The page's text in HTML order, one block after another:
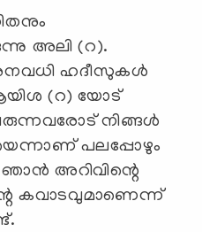
അലി (റ).
ഹദീസുകള്‍
ആയിശ (റ) യോട്
നിങ്ങള്‍
പലപ്പോഴും
അറിവിന്റെ
കവാടവുമാണെന്ന്